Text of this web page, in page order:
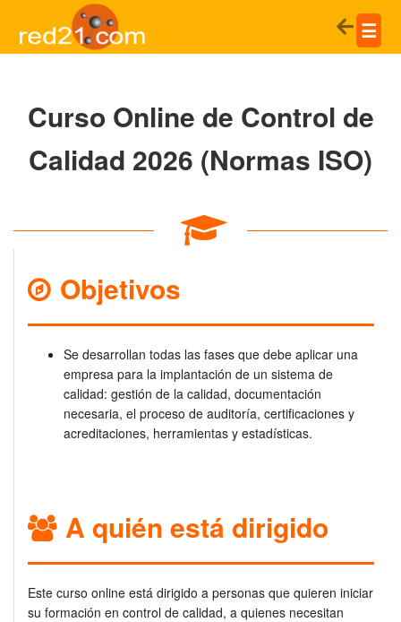
☰
Curso Online de Control de
Calidad 2026 (Normas ISO)
Objetivos
Se desarrollan todas las fases que debe aplicar una
empresa para la implantación de un sistema de
calidad: gestión de la calidad, documentación
necesaria, el proceso de auditoría, certificaciones y
acreditaciones, herramientas y estadísticas.
A quién está dirigido
Este curso online está dirigido a personas que quieren iniciar
su formación en control de calidad, a quienes necesitan